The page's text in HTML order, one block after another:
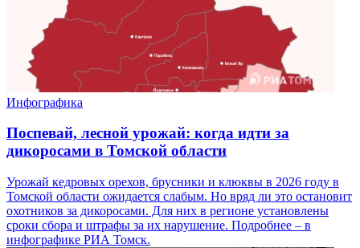
Инфографика
Поспевай, лесной урожай: когда идти за
дикоросами в Томской области
Урожай кедровых орехов, брусники и клюквы в 2026 году в
Томской области ожидается слабым. Но вряд ли это остановит
охотников за дикоросами. Для них в регионе установлены
сроки сбора и штрафы за их нарушение. Подробнее – в
инфографике РИА Томск.